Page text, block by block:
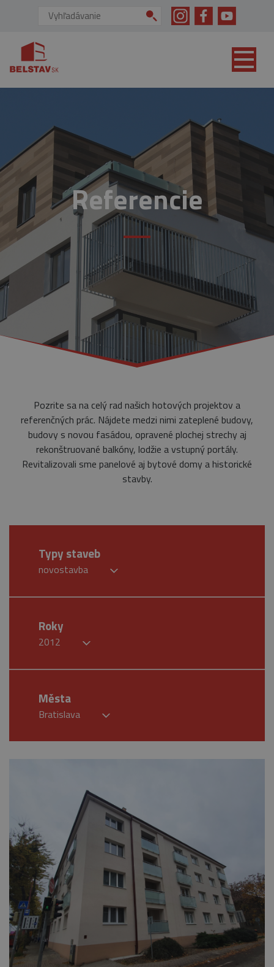
Vyhľadávanie:
Referencie
Pozrite sa na celý rad našich hotových projektov a
referenčných prác. Nájdete medzi nimi zateplené budovy,
budovy s novou fasádou, opravené plochej strechy aj
rekonštruované balkóny, lodžie a vstupný portály.
Revitalizovali sme panelové aj bytové domy a historické
stavby.
Typy staveb
novostavba
Roky
2012
Města
Bratislava